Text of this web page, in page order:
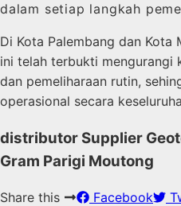
dalam setiap langkah
Di Kota Palembang dan Kota
ini telah terbukti mengurangi
dan pemeliharaan rutin,
operasional secara
distributor Supplier
Gram Parigi Moutong
Share this Facebook